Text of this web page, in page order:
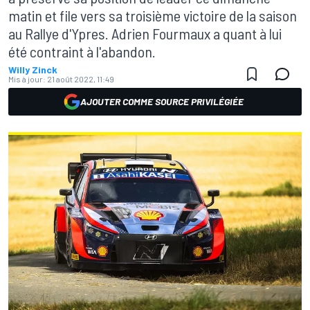
matin et file vers sa troisième victoire de la saison
au Rallye d'Ypres. Adrien Fourmaux a quant à lui
été contraint à l'abandon.
Willy Zinck
Mis à jour: 21 août 2022, 11:49
AJOUTER COMME SOURCE PRIVILÉGIÉE